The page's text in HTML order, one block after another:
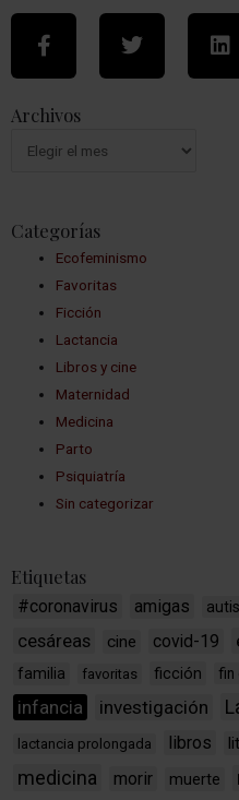
Archivos
Categorías
Ecofeminismo
Favoritas
Ficción
Lactancia
Libros y cine
Maternidad
Medicina
Parto
Psiquiatría
Sin categorizar
Etiquetas
#coronavirus amigas
cesáreas cine covid-19
familia favoritas ficción fin
infancia investigación
lactancia prolongada libros
medicina morir muerte